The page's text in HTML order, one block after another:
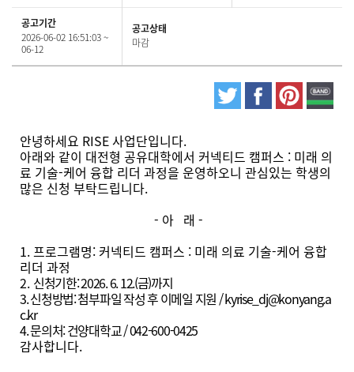
공고기간
2026-06-02 16:51:03 ~
06-12
공고상태
마감
안녕하세요 RISE 사업단입니다.
아래와 같이 대전형 공유대학에서 커넥티드 캠퍼스 : 미래 의
료 기술-케어 융합 리더 과정을 운영하오니 관심있는 학생의
많은 신청 부탁드립니다.
- 아 래 -
1. 프로그램명: 커넥티드 캠퍼스 : 미래 의료 기술-케어 융합
리더 과정
2. 신청기한: 2026. 6. 12.(금)까지
3. 신청방법: 첨부파일 작성 후 이메일 지원 / kyrise_dj@konyang.a
c.kr
4. 문의처: 건양대학교 / 042-600-0425
감사합니다.